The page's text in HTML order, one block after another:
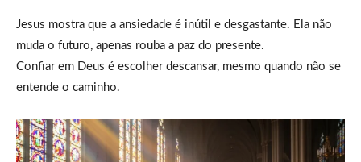
Jesus mostra que a ansiedade é inútil e desgastante. Ela não
muda o futuro, apenas rouba a paz do presente.
Confiar em Deus é escolher descansar, mesmo quando não se
entende o caminho.